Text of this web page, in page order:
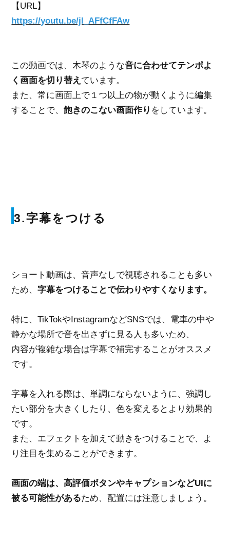
【URL】
https://youtu.be/jI_AFfCfFAw
この動画では、木琴のような音に合わせてテンポよ
く画面を切り替え ています。
また、常に画面上で１つ以上の物が動くように編集
することで、飽きのこない画面作り をしています。
3.字幕をつける
ショート動画は、音声なしで視聴されることも多い
ため、字幕をつけることで伝わりやすくなります。
特に、TikTokやInstagramなどSNSでは、電車の中や
静かな場所で音を出さずに見る人も多いため、
内容が複雑な場合は字幕で補完することがオススメ
です。
字幕を入れる際は、単調にならないように、強調し
たい部分を大きくしたり、色を変えるとより効果的
です。
また、エフェクトを加えて動きをつけることで、よ
り注目を集めることができます。
画面の端は、高評価ボタンやキャプションなどUIに
被る可能性があるため、配置には注意しましょう。